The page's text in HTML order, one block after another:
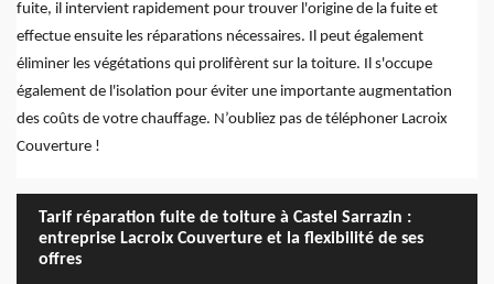
fuite, il intervient rapidement pour trouver l'origine de la fuite et
effectue ensuite les réparations nécessaires. Il peut également
éliminer les végétations qui prolifèrent sur la toiture. Il s'occupe
également de l'isolation pour éviter une importante augmentation
des coûts de votre chauffage. N’oubliez pas de téléphoner Lacroix
Couverture !
Tarif réparation fuite de toiture à Castel Sarrazin :
entreprise Lacroix Couverture et la flexibilité de ses
offres